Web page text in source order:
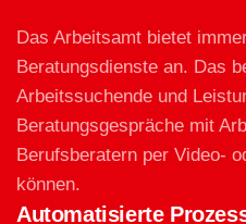
Das Arbeitsamt bietet
Beratungsdienste an. Das
Arbeitssuchende und
Beratungsgespräche mit
Berufsberatern per Video-
können.
Automatisierte